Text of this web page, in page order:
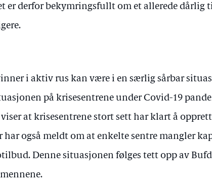
er derfor bekymringsfullt om et allerede dårlig
i aktiv rus kan være i en særlig sårbar
på krisesentrene under Covid-19
at krisesentrene stort sett har klart å
også meldt om at enkelte sentre mangler
Denne situasjonen følges tett opp av